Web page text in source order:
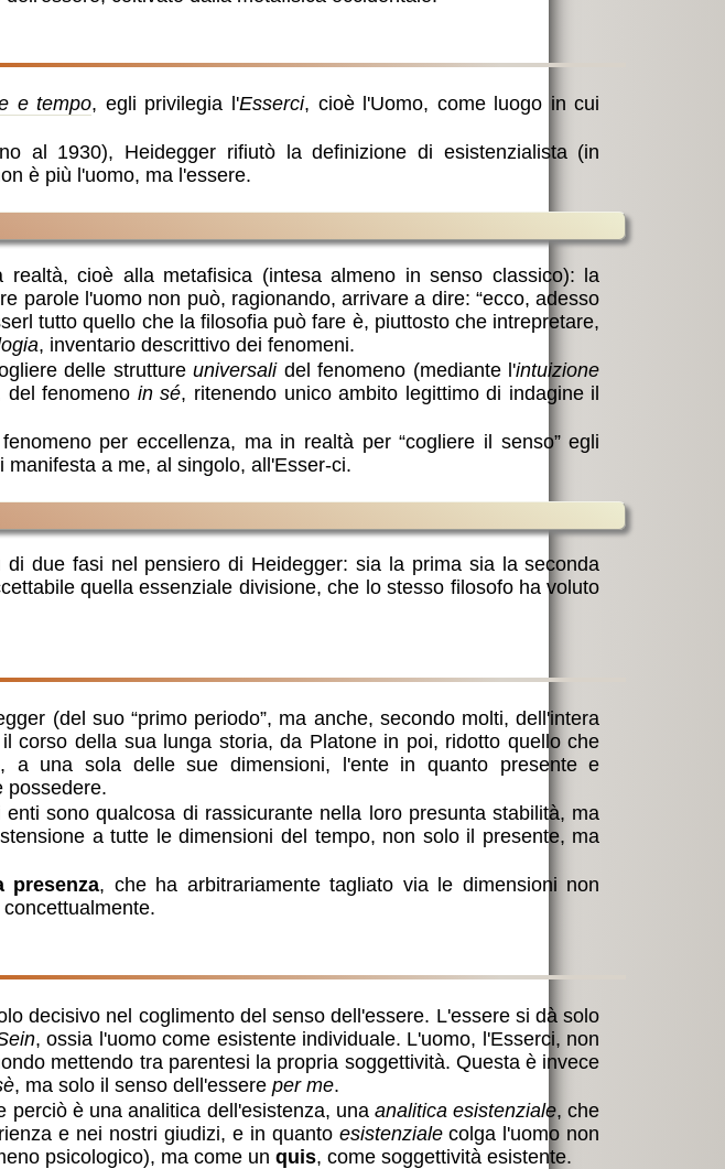
e tempo, egli privilegia l'Esserci, cioè l'Uomo, come luogo in cui
al 1930), Heidegger rifiutò la definizione di esistenzialista (in
è più l'uomo, ma l'essere.
cioè alla metafisica (intesa almeno in senso classico): la
parole l'uomo non può, ragionando, arrivare a dire: “ecco, adesso
tutto quello che la filosofia può fare è, piuttosto che intrepretare,
, inventario descrittivo dei fenomeni.
delle struttureuniversalidel fenomeno (mediante l'intuizione
del fenomeno in sé, ritenendo unico ambito legittimo di indagine il
per eccellenza, ma in realtà per “cogliere il senso” egli
a me, al singolo, all'Esser-ci.
due fasi nel pensiero di Heidegger: sia la prima sia la seconda
quella essenziale divisione, che lo stesso filosofo ha voluto
(del suo “primo periodo”, ma anche, secondo molti, dell'intera
corso della sua lunga storia, da Platone in poi, ridotto quello che
una sola delle sue dimensioni, l'ente in quanto presente e
possedere.
sono qualcosa di rassicurante nella loro presunta stabilità, ma
a tutte le dimensioni del tempo, non solo il presente, ma
presenza, che ha arbitrariamente tagliato via le dimensioni non
decisivo nel coglimento del senso dell'essere. L'essere si dà solo
, ossia l'uomo come esistente individuale. L'uomo, l'Esserci, non
mettendo tra parentesi la propria soggettività. Questa è invece
, ma solo il senso dell'essere per me.
perciò è una analitica dell'esistenza, una analitica esistenziale, che
e nei nostri giudizi, e in quanto esistenzialecolga l'uomo non
psicologico), ma come un quis, come soggettività esistente.